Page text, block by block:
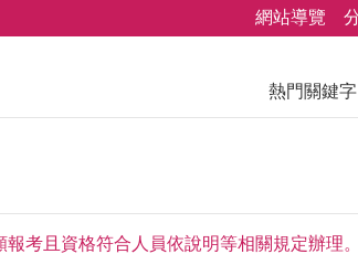
網站導覽
熱門關鍵字
考且資格符合人員依說明等相關規定辦理。